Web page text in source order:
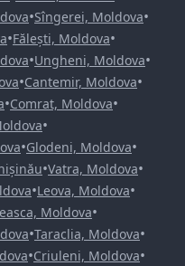
•Sîngerei, Moldova•
•Fălești, Moldova•
•Ungheni, Moldova•
•Cantemir, Moldova•
•Comrat, Moldova•
•
•Glodeni, Moldova•
•Vatra, Moldova•
•Leova, Moldova•
Moldova•
•Taraclia, Moldova•
•Criuleni, Moldova•